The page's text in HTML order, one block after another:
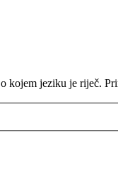
kojem jeziku je riječ.